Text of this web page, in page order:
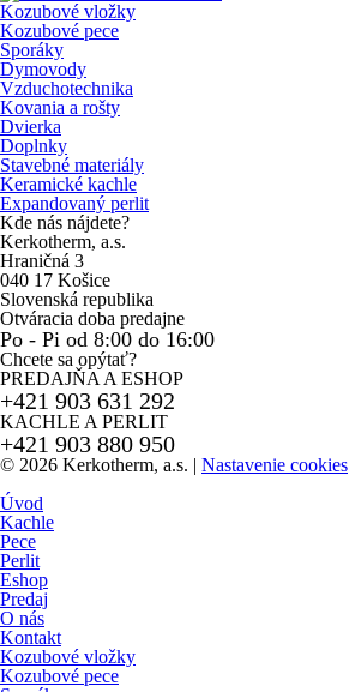
Kozubové vložky
Kozubové pece
Sporáky
Dymovody
Vzduchotechnika
Kovania a rošty
Dvierka
Doplnky
Stavebné materiály
Keramické kachle
Expandovaný perlit
Kde nás nájdete?
Kerkotherm, a.s.
Hraničná 3
040 17 Košice
Slovenská republika
Otváracia doba predajne
Po - Pi od 8:00 do 16:00
Chcete sa opýtať?
PREDAJŇA A ESHOP
+421 903 631 292
KACHLE A PERLIT
+421 903 880 950
© 2026 Kerkotherm, a.s. | Nastavenie cookies
Úvod
Kachle
Pece
Perlit
Eshop
Predaj
O nás
Kontakt
Kozubové vložky
Kozubové pece